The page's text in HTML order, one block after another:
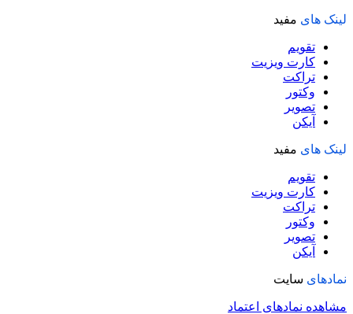
لینک های مفید
تقویم
کارت ویزیت
تراکت
وکتور
تصویر
آیکن
لینک های مفید
تقویم
کارت ویزیت
تراکت
وکتور
تصویر
آیکن
نمادهای سایت
مشاهده نمادهای اعتماد